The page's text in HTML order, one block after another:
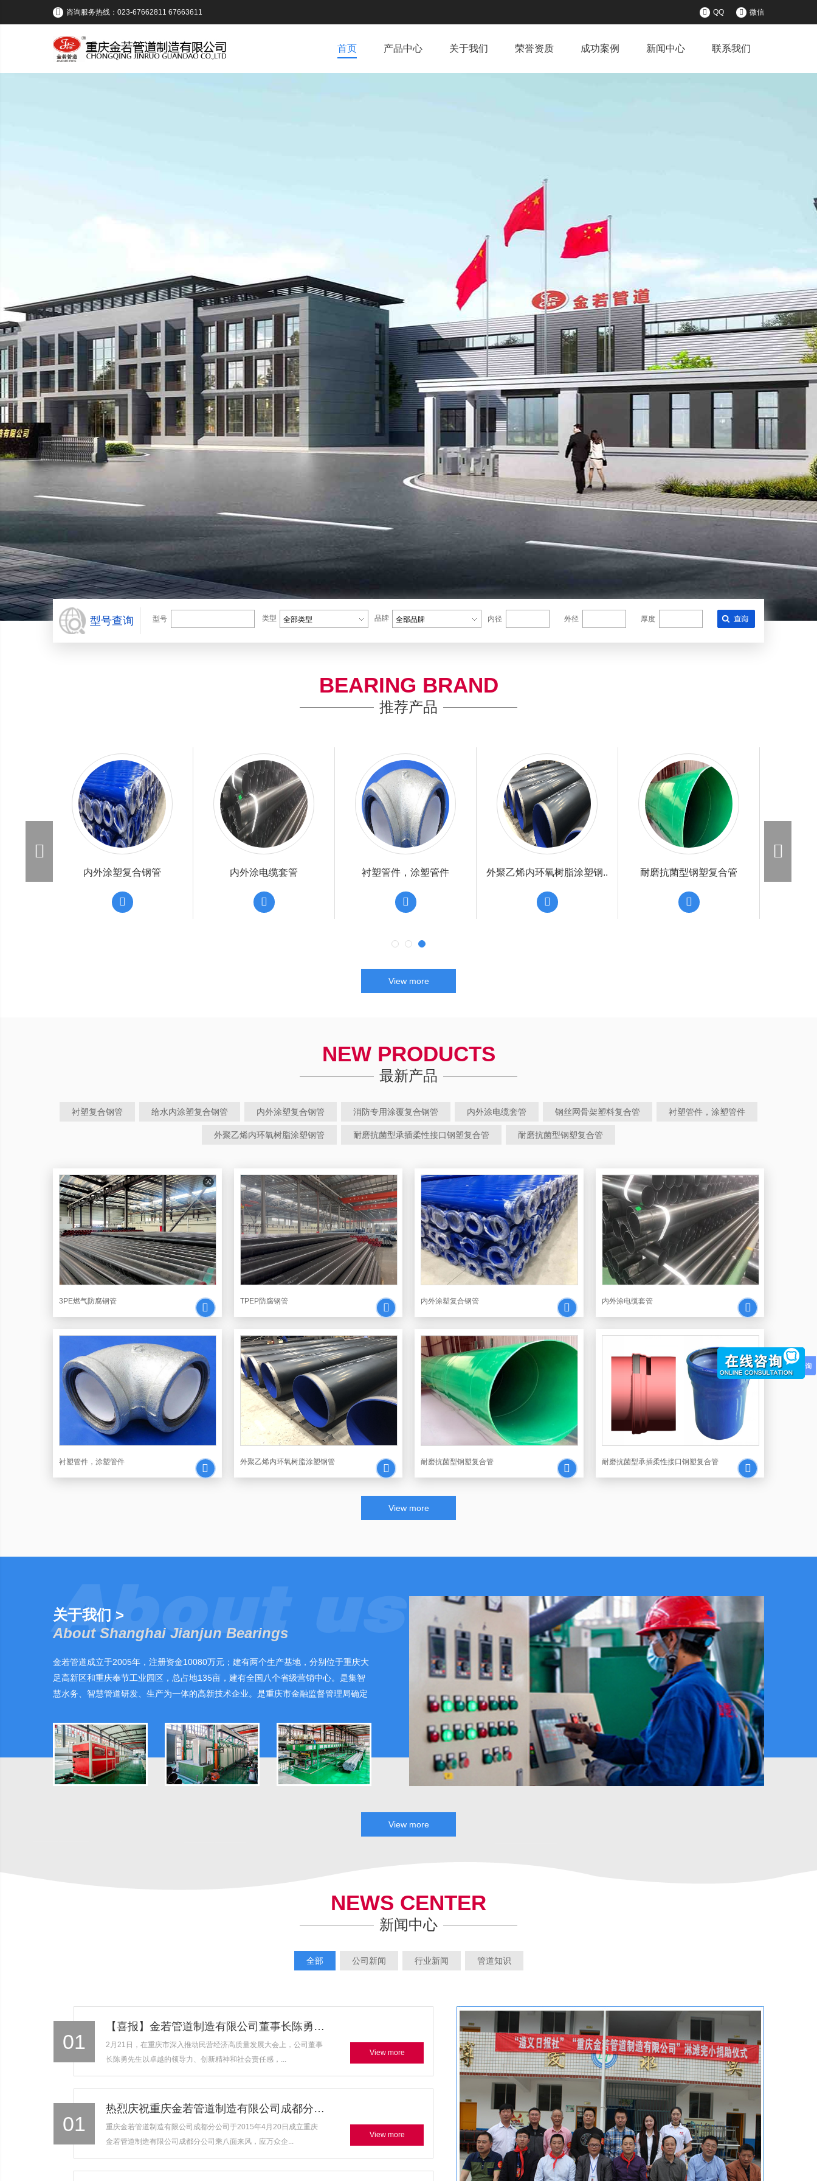
咨询服务热线：023-67662811 67663611 QQ 微信
首页 产品中心 关于我们 荣誉资质 成功案例 新闻中心 联系我们
1 2 3 4
型号查询 型号 类型 全部类型 品牌 全部品牌 内径 外径 厚度
BEARING BRAND
推荐产品
3PE燃气防腐钢管 TPEP防腐钢管 内外涂塑复合钢管 内外涂电缆套管 衬塑管件，涂塑管件
View more
NEW PRODUCTS
最新产品
衬塑复合钢管 给水内涂塑复合钢管 内外涂塑复合钢管 消防专用涂覆复合钢管 内外涂电缆套管 钢丝网骨架塑料复合管 衬塑管件，涂塑管件
外聚乙烯内环氧树脂涂塑钢管 耐磨抗菌型承插柔性接口钢塑复合管 耐磨抗菌型钢塑复合管
3PE燃气防腐钢管 TPEP防腐钢管 内外涂塑复合钢管 内外涂电缆套管
衬塑管件，涂塑管件 外聚乙烯内环氧树脂涂塑钢管 耐磨抗菌型钢塑复合管 耐磨抗菌型承插柔性接口钢塑复合管
View more
关于我们 >
About Shanghai Jianjun Bearings
金若管道成立于2005年，注册资金10080万元；建有两个生产基地，分别位于重庆大
足高新区和重庆奉节工业园区，总占地135亩，建有全国八个省级营销中心。是集智
慧水务、智慧管道研发、生产为一体的高新技术企业。是重庆市金融监督管理局确定
企业；是重庆市专精特新企业、高新技术企业，被重庆总工会授予重庆市工人先锋
号。公司董事长陈勇被评为重庆市优秀民营企业家和大足区优秀民营企业家称号。生
态环境部副部长于会文、民建中央副主席沈金强等领导多次到厂调研指导。公司从组
建之初就严格按照ISO9001质量体系标准运行，坚持高起点、高标准的原则，先后开
投水务集团及全国知名地产商保持了长期友好的合作，积累了丰富的项目管理经验。
View more
NEWS CENTER
新闻中心
全部 公司新闻 行业新闻 管道知识
01
【喜报】金若管道制造有限公司董事长陈勇荣膺“重..
2月21日，在重庆市深入推动民营经济高质量发展大会上，公司董事
长陈勇先生以卓越的领导力、创新精神和社会责任感，...
View more
01
热烈庆祝重庆金若管道制造有限公司成都分公司成立..
重庆金若管道制造有限公司成都分公司于2015年4月20日成立重庆
金若管道制造有限公司成都分公司乘八面来风，应万众企...
View more